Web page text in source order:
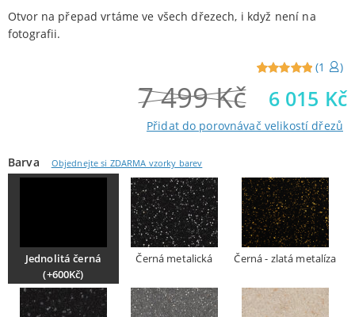
Otvor na přepad vrtáme ve všech dřezech, i když není na
fotografii.
out of
5 from
(1 )
7 499Kč 6 015 Kč
Přidat do porovnávač velikostí dřezů
Barva Objednejte si ZDARMA vzorky barev
Jednolitá černá
(+600Kč)
Černá metalická Černá - zlatá metalíza